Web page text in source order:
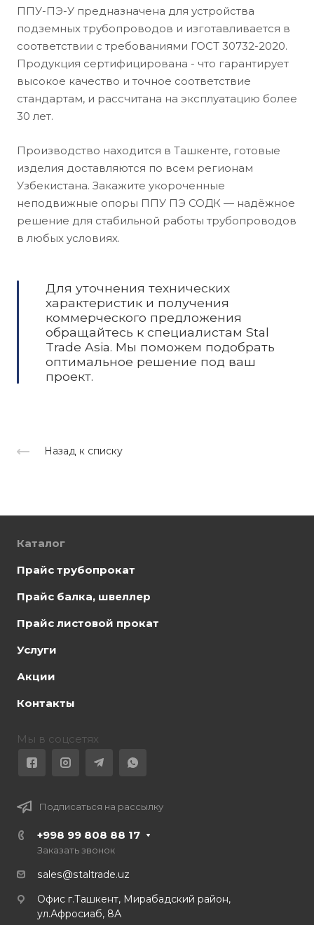
ППУ-ПЭ-У предназначена для устройства
подземных трубопроводов и изготавливается в
соответствии с требованиями ГОСТ 30732-2020.
Продукция сертифицирована - что гарантирует
высокое качество и точное соответствие
стандартам, и рассчитана на эксплуатацию более
30 лет.
Производство находится в Ташкенте, готовые
изделия доставляются по всем регионам
Узбекистана. Закажите укороченные
неподвижные опоры ППУ ПЭ СОДК — надёжное
решение для стабильной работы трубопроводов
в любых условиях.
Для уточнения технических
характеристик и получения
коммерческого предложения
обращайтесь к специалистам Stal
Trade Asia. Мы поможем подобрать
оптимальное решение под ваш
проект.
Назад к списку
Каталог
Прайс трубопрокат
Прайс балка, швеллер
Прайс листовой прокат
Услуги
Акции
Контакты
Мы в соцсетях
Подписаться на рассылку
+998 99 808 88 17
Заказать звонок
sales@staltrade.uz
Офис г.Ташкент, Мирабадский район,
ул.Афросиаб, 8А